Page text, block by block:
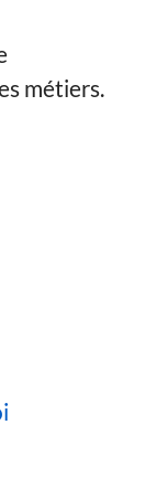
métiers.